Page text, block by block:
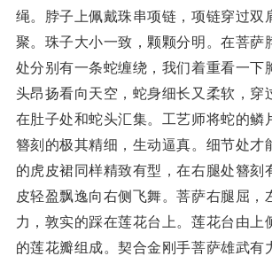
绳。脖子上佩戴珠串项链，项链穿过双
聚。珠子大小一致，颗颗分明。在菩萨
处分别有一条蛇缠绕，我们着重看一下
头昂扬看向天空，蛇身细长又柔软，穿
在肚子处和蛇头汇集。工艺师将蛇的鳞
簪刻的极其精细，生动逼真。细节处才
的虎皮裙同样精致有型，在右腿处簪刻
皮轻盈飘逸向右侧飞舞。菩萨右腿屈，
力，敦实的踩在莲花台上。莲花台由上
的莲花瓣组成。契合金刚手菩萨雄武有